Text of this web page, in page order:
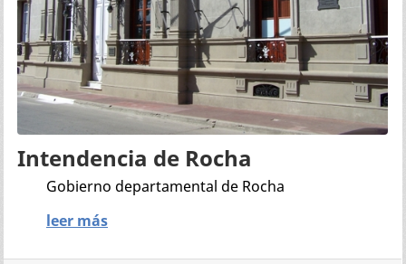
Intendencia de Rocha
Gobierno departamental de Rocha
leer más